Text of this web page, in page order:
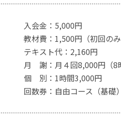
入会金：5,000円
教材費：1,500円（初回のみ
テキスト代：2,160円
月 謝：月４回8,000円（8
個 別：1時間3,000円
回数券：自由コース（基